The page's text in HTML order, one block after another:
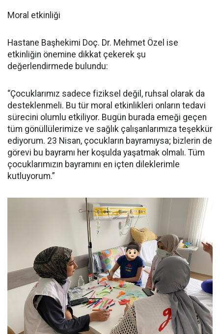
Moral etkinliği
Hastane Başhekimi Doç. Dr. Mehmet Özel ise
etkinliğin önemine dikkat çekerek şu
değerlendirmede bulundu:
“Çocuklarımız sadece fiziksel değil, ruhsal olarak da
desteklenmeli. Bu tür moral etkinlikleri onların tedavi
sürecini olumlu etkiliyor. Bugün burada emeği geçen
tüm gönüllülerimize ve sağlık çalışanlarımıza teşekkür
ediyorum. 23 Nisan, çocukların bayramıysa; bizlerin de
görevi bu bayramı her koşulda yaşatmak olmalı. Tüm
çocuklarımızın bayramını en içten dileklerimle
kutluyorum.”